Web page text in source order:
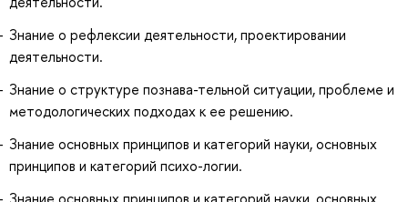
Знание о рефлексии деятельности, проектировании
деятельности.
Знание о структуре познава-тельной ситуации, проблеме и
методологических подходах к ее решению.
Знание основных принципов и категорий науки, основных
принципов и категорий психо-логии.